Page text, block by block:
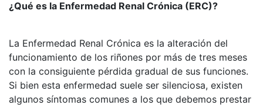
¿Qué es la Enfermedad Renal Crónica (ERC)?
La Enfermedad Renal Crónica es la alteración del
funcionamiento de los riñones por más de tres meses
con la consiguiente pérdida gradual de sus funciones.
Si bien esta enfermedad suele ser silenciosa, existen
algunos síntomas comunes a los que debemos prestar